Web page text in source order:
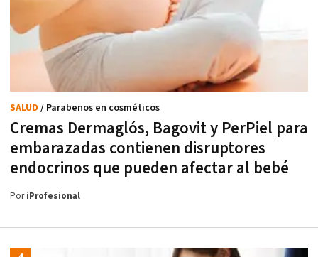
Cremas Dermaglós, Bagovit y PerPiel para
embarazadas contienen disruptores
endocrinos que pueden afectar al bebé
SALUD / Parabenos en cosméticos
PoriProfesional